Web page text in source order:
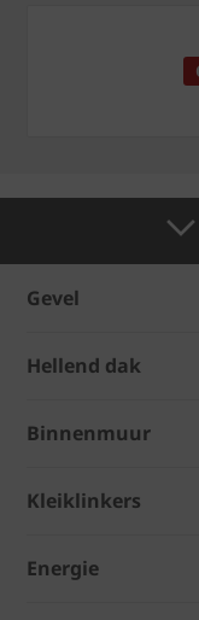
Gevel
Hellend dak
Binnenmuur
Kleiklinkers
Energie